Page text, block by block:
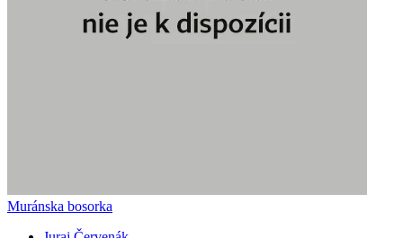
Muránska bosorka